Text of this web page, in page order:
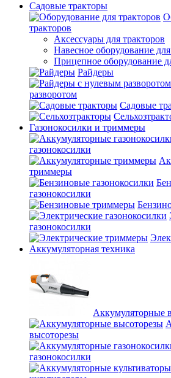
Садовые тракторы
тракторов
Аксессуары для тракторов
Навесное оборудование
Прицепное оборудование
Райдеры
разворотом
Садовые
Газонокосилки и триммеры
газонокосилки
триммеры
газонокосилки
газонокосилки
Аккумуляторная техника
Аккумуляторные
высоторезы
газонокосилки